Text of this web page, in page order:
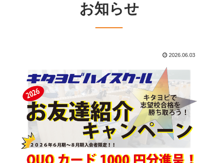
お知らせ
2026.06.03